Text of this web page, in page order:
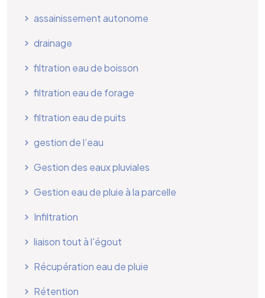
assainissement autonome
drainage
filtration eau de boisson
filtration eau de forage
filtration eau de puits
gestion de l’eau
Gestion des eaux pluviales
Gestion eau de pluie à la parcelle
Infiltration
liaison tout à l'égout
Récupération eau de pluie
Rétention